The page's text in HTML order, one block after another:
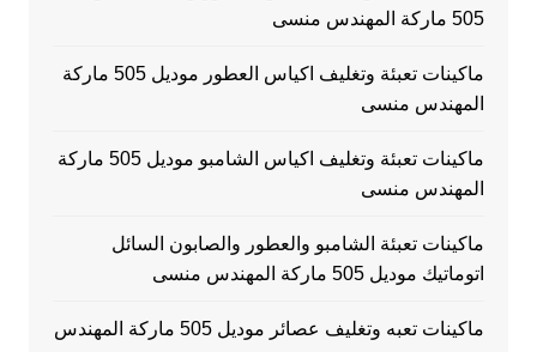
505 ماركة المهندس منسى
ماكينات تعبئة وتغليف اكياس العطور موديل 505 ماركة
المهندس منسى
ماكينات تعبئة وتغليف اكياس الشامبو موديل 505 ماركة
المهندس منسى
ماكينات تعبئة الشامبو والعطور والصابون السائل
اتوماتيك موديل 505 ماركة المهندس منسى
ماكينات تعبه وتغليف عصائر موديل 505 ماركة المهندس